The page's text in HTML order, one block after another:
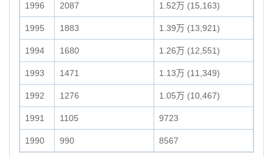
1996 2087 1.52万 (15,163)
1995 1883 1.39万 (13,921)
1994 1680 1.26万 (12,551)
1993 1471 1.13万 (11,349)
1992 1276 1.05万 (10,467)
1991 1105 9723
1990 990 8567